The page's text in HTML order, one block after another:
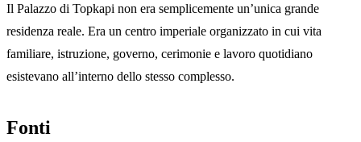
Il Palazzo di Topkapi non era semplicemente un’unica grande
residenza reale. Era un centro imperiale organizzato in cui vita
familiare, istruzione, governo, cerimonie e lavoro quotidiano
esistevano all’interno dello stesso complesso.
Fonti